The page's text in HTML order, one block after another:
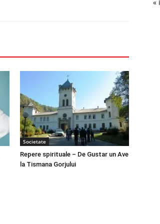
Societate
Repere spirituale – De Gustar un Ave
la Tismana Gorjului
«